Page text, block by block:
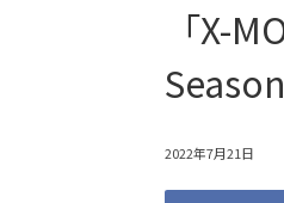
「X-
2022年7月21日